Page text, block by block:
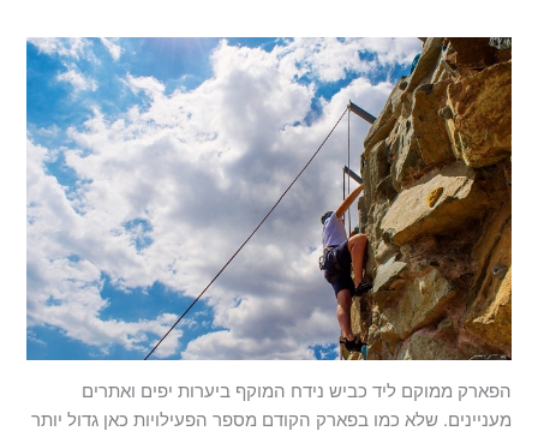
הפארק ממוקם ליד כביש נידח המוקף ביערות יפים ואתרים
מעניינים. שלא כמו בפארק הקודם מספר הפעילויות כאן גדול יותר